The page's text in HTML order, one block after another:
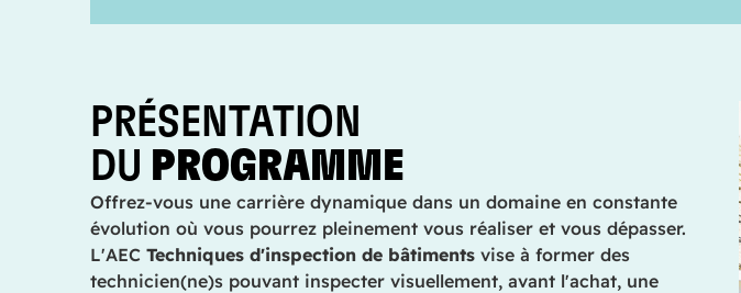
PRÉSENTATION
DU PROGRAMME
Offrez-vous une carrière dynamique dans un domaine en constante
évolution où vous pourrez pleinement vous réaliser et vous dépasser.
L'AEC Techniques d'inspection de bâtiments vise à former des
technicien(ne)s pouvant inspecter visuellement, avant l'achat, une